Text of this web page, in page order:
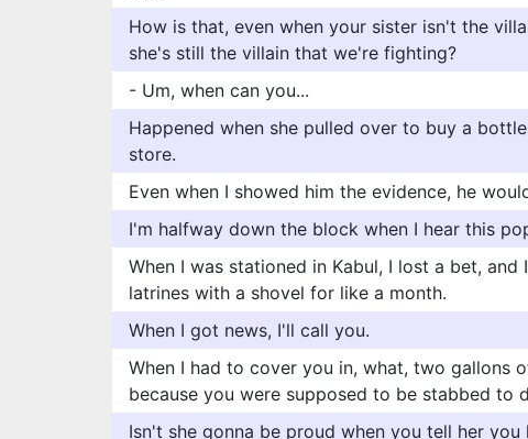
How is that, even when your sister isn't the
she's still the villain that we're fighting?
- Um, when can you...
Happened when she pulled over to buy a
store.
Even when I showed him the evidence, he
I'm halfway down the block when I hear this
When I was stationed in Kabul, I lost a bet,
latrines with a shovel for like a month.
When I got news, I'll call you.
When I had to cover you in, what, two gallons
because you were supposed to be stabbed to
Isn't she gonna be proud when you tell her you